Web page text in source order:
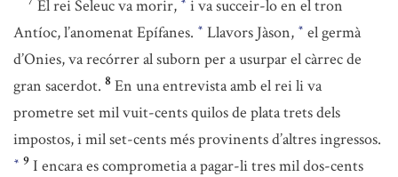
El rei Seleuc va morir, * i va succeir-lo en el tron
Antíoc, l’anomenat Epífanes. * Llavors Jàson, * el germà
d’Onies, va recórrer al suborn per a usurpar el càrrec de
gran sacerdot. 8 En una entrevista amb el rei li va
prometre set mil vuit-cents quilos de plata trets dels
impostos, i mil set-cents més provinents d’altres ingressos.
* 9 I encara es comprometia a pagar-li tres mil dos-cents